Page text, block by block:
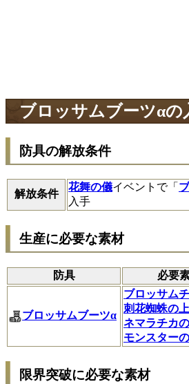
ブロッサムブーツαの
防具の解放条件
解放条件
花舞の儀イベントで「
入手
生産に必要な素材
防具 必要
ブロッサムブーツα
ブロッサム
刺花蜘蛛の
ネマラチカ
モンスター
限界突破に必要な素材